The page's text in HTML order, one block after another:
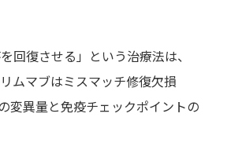
回復させる」という治療法は、
ムマブはミスマッチ修復欠損
変異量と免疫チェックポイントの